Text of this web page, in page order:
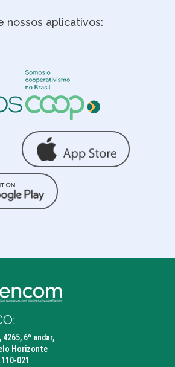
nossos aplicativos:
6º andar,
Horizonte
021